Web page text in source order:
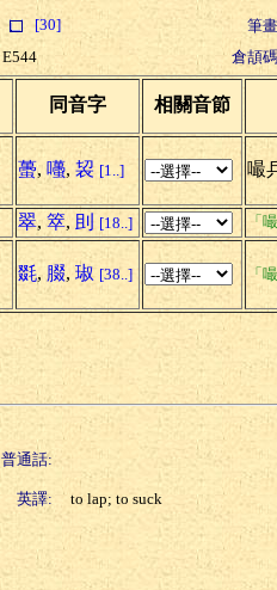
[30]
筆
E544 倉頡
同音字 相關音節
蠆, 囆, 袃 [1..] 嘬
翠, 箤, 刞 [18..] 「
毲, 腏, 琡 [38..] 「
普通話:
英譯: to lap; to suck